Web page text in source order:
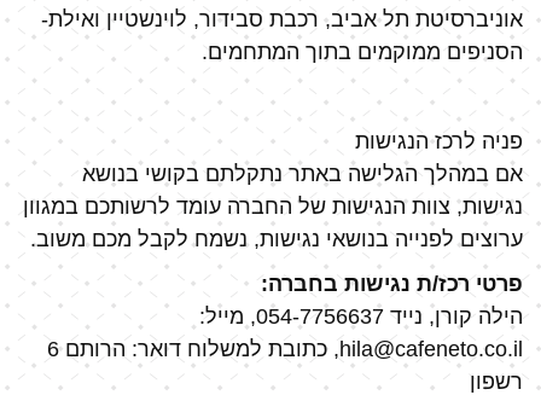
אוניברסיטת תל אביב, רכבת סבידור, לוינשטיין ואילת-
הסניפים ממוקמים בתוך המתחמים.
פניה לרכז הנגישות
אם במהלך הגלישה באתר נתקלתם בקושי בנושא
נגישות, צוות הנגישות של החברה עומד לרשותכם במגוון
ערוצים לפנייה בנושאי נגישות, נשמח לקבל מכם משוב.
פרטי רכז/ת נגישות בחברה:
הילה קורן, נייד 054-7756637, מייל:
hila@cafeneto.co.il, כתובת למשלוח דואר: הרותם 6
רשפון